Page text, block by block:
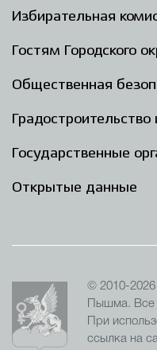
Избирательная
Гостям Городского
Общественная
Государственные
Открытые данные
© 2010-2026
Пышма.
При
ссылка на